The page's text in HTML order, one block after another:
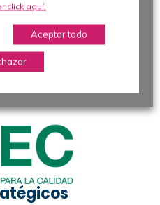
click aquí.
Aceptar todo